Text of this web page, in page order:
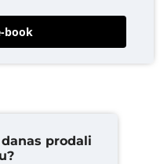
book
prodali